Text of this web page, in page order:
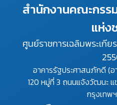
สำนักงานคณะกร
แห่ง
ศูนย์ราชการเฉลิมพระเกี
อาคารรัฐประศาสนภักดี (
120 หมู่ที่ 3 ถนนแจ้งวัฒนะ
กรุงเทพ